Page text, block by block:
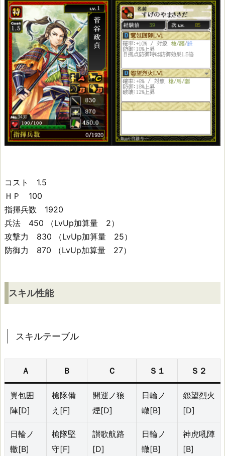
3
0
菅
谷
政
貞
ス
ル
性
能
ス
ル
テ
キ
コスト 1.5
ＨＰ 100
指揮兵数 1920
兵法 450 （LvUp加算量 2）
攻撃力 830 （LvUp加算量 25）
防御力 870 （LvUp加算量 27）
スキル性能
スキルテーブル
Ａ Ｂ Ｃ Ｓ１ Ｓ２
翼包囲
陣[D]
槍隊備
え[F]
開運ノ狼
煙[D]
日輪ノ
轍[B]
怨望烈火
[D]
日輪ノ
轍[B]
槍隊堅
守[F]
讃歌航路
[D]
日輪ノ
轍[B]
神虎吼陣
[B]